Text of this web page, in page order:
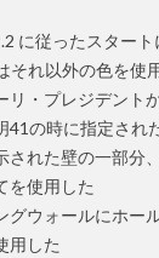
に従ったスタート
それ以外の色を使
リ・プレジデント
41の時に指定され
された壁の一部分
を使用した
グウォールにホー
用した